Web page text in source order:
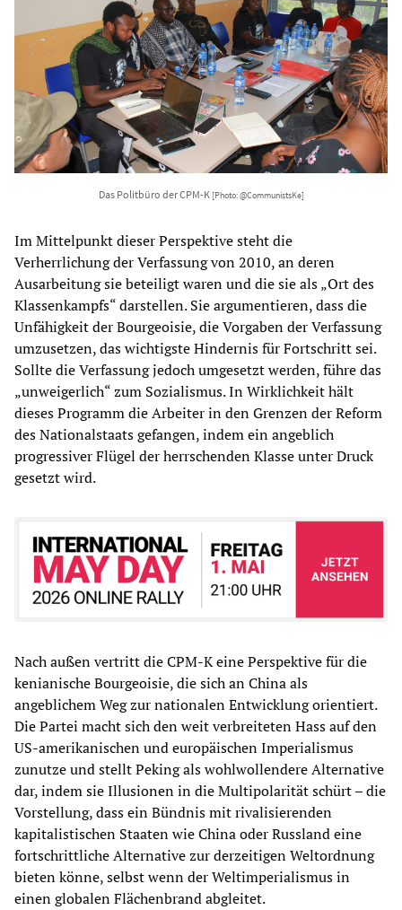
Das Politbüro der CPM-K [Photo: @CommunistsKe]
Im Mittelpunkt dieser Perspektive steht die
Verherrlichung der Verfassung von 2010, an deren
Ausarbeitung sie beteiligt waren und die sie als „Ort des
Klassenkampfs“ darstellen. Sie argumentieren, dass die
Unfähigkeit der Bourgeoisie, die Vorgaben der Verfassung
umzusetzen, das wichtigste Hindernis für Fortschritt sei.
Sollte die Verfassung jedoch umgesetzt werden, führe das
„unweigerlich“ zum Sozialismus. In Wirklichkeit hält
dieses Programm die Arbeiter in den Grenzen der Reform
des Nationalstaats gefangen, indem ein angeblich
progressiver Flügel der herrschenden Klasse unter Druck
gesetzt wird.
Nach außen vertritt die CPM-K eine Perspektive für die
kenianische Bourgeoisie, die sich an China als
angeblichem Weg zur nationalen Entwicklung orientiert.
Die Partei macht sich den weit verbreiteten Hass auf den
US-amerikanischen und europäischen Imperialismus
zunutze und stellt Peking als wohlwollendere Alternative
dar, indem sie Illusionen in die Multipolarität schürt – die
Vorstellung, dass ein Bündnis mit rivalisierenden
kapitalistischen Staaten wie China oder Russland eine
fortschrittliche Alternative zur derzeitigen Weltordnung
bieten könne, selbst wenn der Weltimperialismus in
einen globalen Flächenbrand abgleitet.